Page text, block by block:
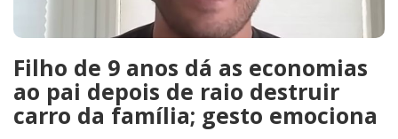
Filho de 9 anos dá as economias
ao pai depois de raio destruir
carro da família; gesto emociona